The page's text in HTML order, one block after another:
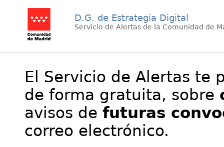
D.G. de Estrategia Digital
Servicio de Alertas de la Comunidad de
El Servicio de Alertas te
de forma gratuita, sobre
avisos de futuras
correo electrónico.